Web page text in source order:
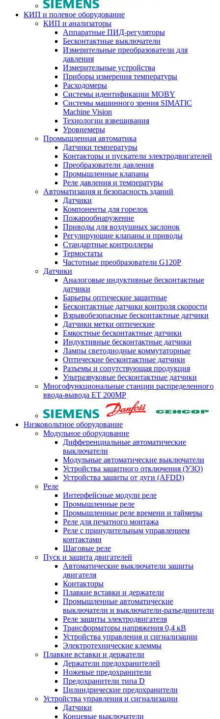
КИП и полевое оборудование
КИП и анализаторы
Аппаратные ПИД-регуляторы
Бесконтактные выключатели
Измерительные преобразователи для
давления
Измерительные устройства
Приборы измерения температуры
Расходомеры
Системы идентификации MOBY
Системы машинного зрения SIMATIC
Machine Vision
Технологии взвешивания
Уровнемеры
Промышленная автоматика
Датчики температуры
Контакторы и пускатели электродвигателей
Преобразователи давления
Промышленные клапаны
Реле давления и температуры
Автоматизация и безопасность зданий
Датчики
Компоненты для горелок
Пожарообнаружение
Приводы для воздушных заслонок
Регулирующие клапаны и приводы
Стандартные контроллеры
Термостаты
Частотные преобразователи G120P
Датчики
Аналоговые индуктивные бесконтактные
датчики
Барьеры оптические защитные
Бесконтактные датчики контроля скорости
Взрывобезопасные бесконтактные датчики
Датчики метки оптические
Емкостные бесконтактные датчики
Индуктивные бесконтактные датчики
Лампы светодиодные коммутаторные
Оптические бесконтактные датчики
Разъемы и сопутствующая продукция
Ультразвуковые бесконтактные датчики
Многофункциональные станции распределенного
ввода-вывода ET 200MP
Низковольтное оборудование
Модульное оборудование
Дифференциальные автоматические
выключатели
Модульные автоматические выключатели
Устройства защитного отключения (УЗО)
Устройства защиты от дуги (AFDD)
Реле
Интерфейсные модули реле
Промышленные реле
Промышленные реле времени и таймеры
Реле для печатного монтажа
Реле с принудительным управлением
контактами
Шаговые реле
Пуск и защита двигателей
Автоматические выключатели защиты
двигателя
Контакторы
Плавкие вставки и держатели
Промышленные автоматические
выключатели и выключатели-разъединители
Реле защиты электродвигателя
Трансформаторы напряжения 0,4 кВ
Устройства управления и сигнализации
Электротехнические клеммы
Плавкие вставки и держатели
Держатели предохранителей
Ножевые предохранители
Предохранители типа D
Цилиндрические предохранители
Устройства управления и сигнализации
Датчики
Концевые выключатели